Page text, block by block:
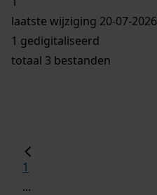
laatste wijziging 20-07-2026
1 gedigitaliseerd
totaal 3 bestanden
1
...